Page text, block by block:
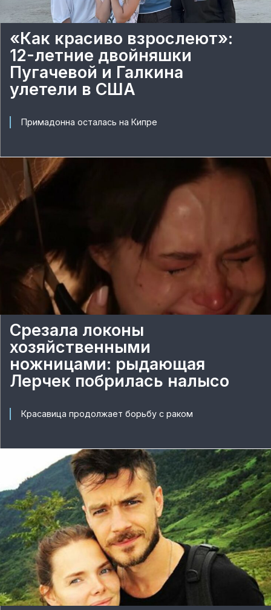
«Как красиво взрослеют»:
12-летние двойняшки
Пугачевой и Галкина
улетели в США
Примадонна осталась на Кипре
Срезала локоны
хозяйственными
ножницами: рыдающая
Лерчек побрилась налысо
Красавица продолжает борьбу с раком